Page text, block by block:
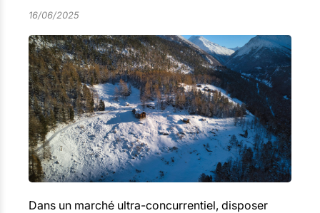
16/06/2025
Dans un marché ultra-concurrentiel, disposer